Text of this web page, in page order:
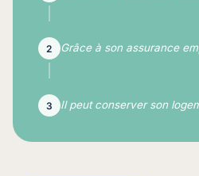
2 Grâce à son assurance
3 Il peut conserver son